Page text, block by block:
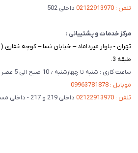
تلفن : 02122913970
داخلی 502
مرکز خدمات و پشتیبانی :
طبقه 3.
ساعت کاری : شنبه تا چهارشنبه ٫ 10 صبح الی 5 عصر
موبایل : 09963781878
تلفن : 02122913970
داخلی 219 و 217 - داخلی مستقیم بخش فنی 201